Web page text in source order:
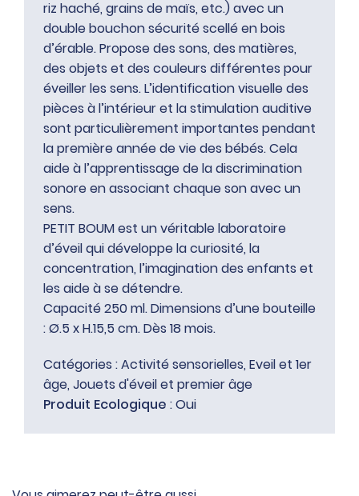
riz haché, grains de maïs, etc.) avec un
double bouchon sécurité scellé en bois
d’érable. Propose des sons, des matières,
des objets et des couleurs différentes pour
éveiller les sens. L’identification visuelle des
pièces à l’intérieur et la stimulation auditive
sont particulièrement importantes pendant
la première année de vie des bébés. Cela
aide à l’apprentissage de la discrimination
sonore en associant chaque son avec un
sens.
PETIT BOUM est un véritable laboratoire
d’éveil qui développe la curiosité, la
concentration, l’imagination des enfants et
les aide à se détendre.
Capacité 250 ml. Dimensions d’une bouteille
: Ø.5 x H.15,5 cm. Dès 18 mois.
Catégories :Activité sensorielles, Eveil et 1er
âge, Jouets d'éveil et premier âge
Produit Ecologique : Oui